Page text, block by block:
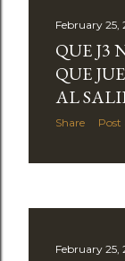
February 25,
QUE J3
QUE
AL
Share Post
February 25,